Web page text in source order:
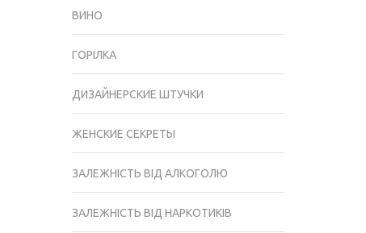
ВИНО
ГОРІЛКА
ДИЗАЙНЕРСКИЕ ШТУЧКИ
ЖЕНСКИЕ СЕКРЕТЫ
ЗАЛЕЖНІСТЬ ВІД АЛКОГОЛЮ
ЗАЛЕЖНІСТЬ ВІД НАРКОТИКІВ